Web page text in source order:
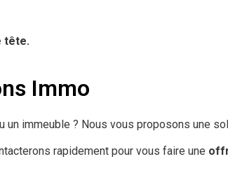
tête.
Immo
immeuble ? Nous vous proposons une
rapidement pour vous faire une